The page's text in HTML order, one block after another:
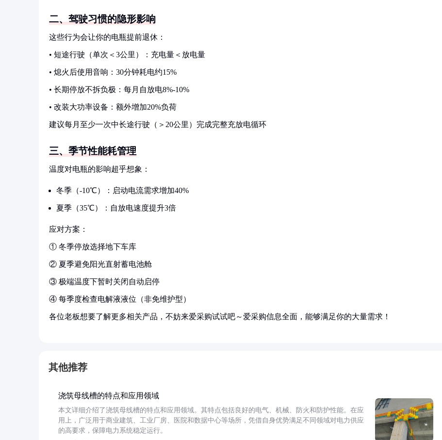
二、驾驶习惯的隐形影响
这些行为会让你的电瓶提前退休：
• 短途行驶（单次＜3公里）：充电量＜放电量
• 熄火后使用音响：30分钟耗电约15%
• 长期停放不拆负极：每月自放电8%-10%
• 改装大功率设备：额外增加20%负荷
建议每月至少一次中长途行驶（＞20公里）完成完整充放电循环
三、季节性能耗管理
温度对电瓶的影响超乎想象：
冬季（-10℃）：启动电流需求增加40%
夏季（35℃）：自放电速度提升3倍
应对方案：
① 冬季停放选择地下车库
② 夏季避免阳光直射蓄电池舱
③ 极端温度下暂时关闭自动启停
④ 每季度检查电解液液位（非免维护型）
各位老板想要了解更多相关产品，不妨来爱采购试试吧～爱采购信息全面，能够满足你的大量需求！
其他推荐
浇筑母线槽的特点和应用领域
本文详细介绍了浇筑母线槽的特点和应用领域。其特点包括良好的电气、机械、防火和防护性能。在应
用上，广泛用于商业建筑、工业厂房、医院和数据中心等场所，凭借自身优势满足不同领域对电力供应
的高要求，保障电力系统稳定运行。